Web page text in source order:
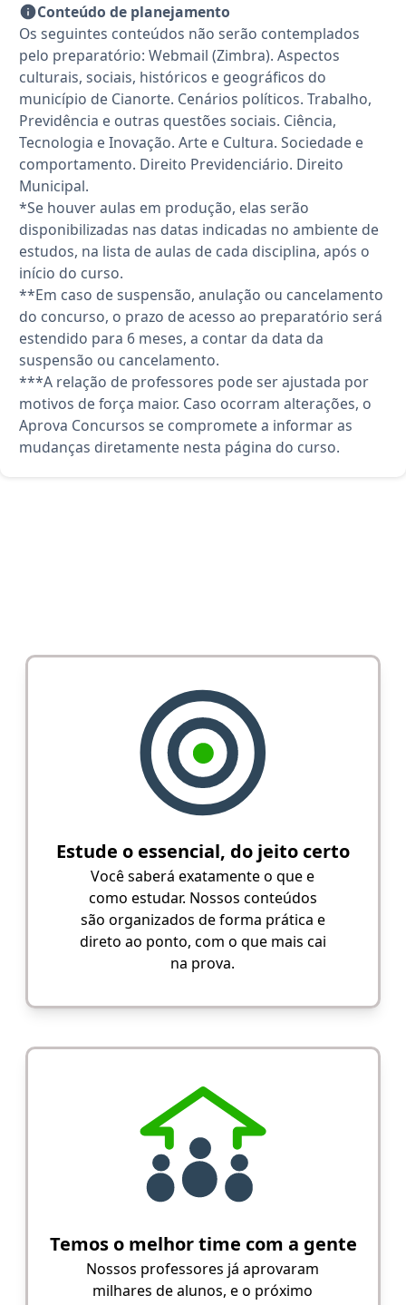
Conteúdo de planejamento
Os seguintes conteúdos não serão contemplados
pelo preparatório: Webmail (Zimbra). Aspectos
culturais, sociais, históricos e geográficos do
município de Cianorte. Cenários políticos. Trabalho,
Previdência e outras questões sociais. Ciência,
Tecnologia e Inovação. Arte e Cultura. Sociedade e
comportamento. Direito Previdenciário. Direito
Municipal.
*Se houver aulas em produção, elas serão
disponibilizadas nas datas indicadas no ambiente de
estudos, na lista de aulas de cada disciplina, após o
início do curso.
**Em caso de suspensão, anulação ou cancelamento
do concurso, o prazo de acesso ao preparatório será
estendido para 6 meses, a contar da data da
suspensão ou cancelamento.
***A relação de professores pode ser ajustada por
motivos de força maior. Caso ocorram alterações, o
Aprova Concursos se compromete a informar as
mudanças diretamente nesta página do curso.
Estude o essencial, do jeito certo
Você saberá exatamente o que e
como estudar. Nossos conteúdos
são organizados de forma prática e
direto ao ponto, com o que mais cai
na prova.
Temos o melhor time com a gente
Nossos professores já aprovaram
milhares de alunos, e o próximo